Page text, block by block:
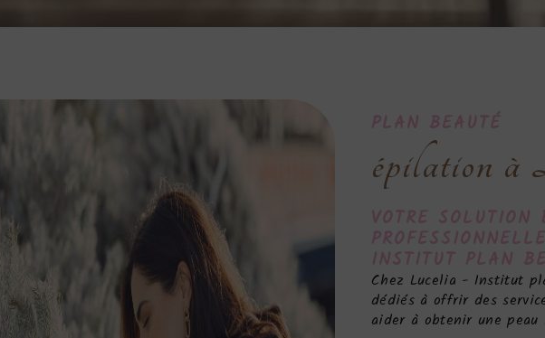
PLAN BEAUTÉ
épilation
VOTRE SOLUTION
INSTITUT PLAN
Chez Lucelia - Institut
dédiés à offrir des
aider à obtenir une peau